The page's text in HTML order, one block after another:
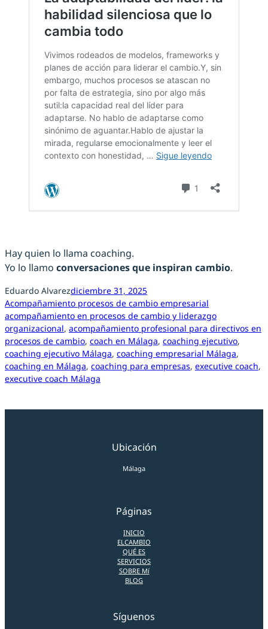
Hay quien lo llama coaching.
Yo lo llamo conversaciones que inspiran cambio.
Eduardo Alvarezdiciembre 31, 2025
Acompañamiento procesos de cambio empresarial
acompañamiento en procesos de cambio y liderazgo
organizacional, acompañamiento profesional para directivos en
procesos de cambio, coach en Málaga, coaching ejecutivo
coaching ejecutivo Málaga, coaching empresarial Málaga
coaching en Málaga, coaching para empresas, executive coach
executive coach Málaga
Ubicación
Málaga
Páginas
INICIO
ELCAMBIO
QUÉ ES
SERVICIOS
SOBRE Mí
BLOG
Síguenos